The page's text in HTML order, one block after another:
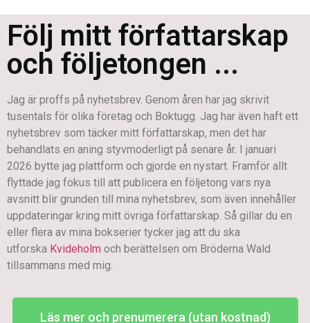
Följ mitt författarskap
och följetongen ...
Jag är proffs på nyhetsbrev. Genom åren har jag skrivit
tusentals för olika företag och Boktugg. Jag har även haft ett
nyhetsbrev som täcker mitt författarskap, men det har
behandlats en aning styvmoderligt på senare år. I januari
2026 bytte jag plattform och gjorde en nystart. Framför allt
flyttade jag fokus till att publicera en följetong vars nya
avsnitt blir grunden till mina nyhetsbrev, som även innehåller
uppdateringar kring mitt övriga författarskap. Så gillar du en
eller flera av mina bokserier tycker jag att du ska
utforska Kvideholm och berättelsen om Bröderna Wald
tillsammans med mig.
Läs mer och prenumerera (utan kostnad)